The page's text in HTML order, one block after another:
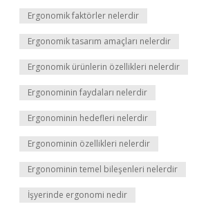
Ergonomik faktörler nelerdir
Ergonomik tasarım amaçları nelerdir
Ergonomik ürünlerin özellikleri nelerdir
Ergonominin faydaları nelerdir
Ergonominin hedefleri nelerdir
Ergonominin özellikleri nelerdir
Ergonominin temel bileşenleri nelerdir
İşyerinde ergonomi nedir